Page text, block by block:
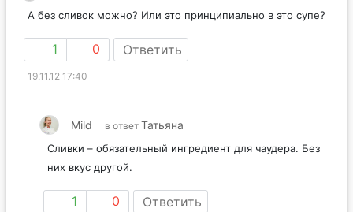
А без сливок можно? Или это принципиально в это супе?
1 0 Ответить
19.11.12 17:40
Mild в ответ Татьяна
Сливки – обязательный ингредиент для чаудера. Без
них вкус другой.
1 0 Ответить